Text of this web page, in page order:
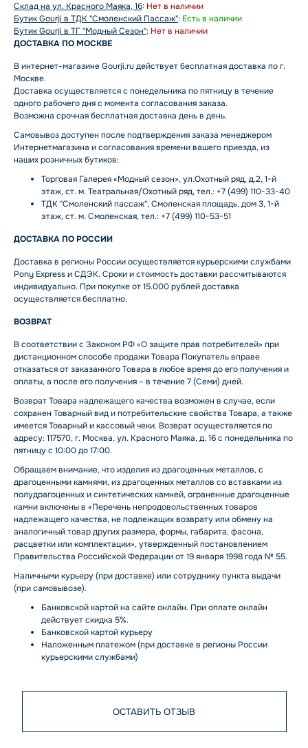
Склад на ул. Красного Маяка, 16: Нет в наличии
Бутик Gourji в ТДК "Смоленский Пассаж": Есть в наличии
Бутик Gourji в ТГ "Модный Сезон": Нет в наличии
ДОСТАВКА ПО МОСКВЕ
В интернет-магазине Gourji.ru действует бесплатная доставка по г.
Москве.
Доставка осуществляется с понедельника по пятницу в течение
одного рабочего дня с момента согласования заказа.
Возможна срочная бесплатная доставка день в день.
Самовывоз доступен после подтверждения заказа менеджером
Интернетмагазина и согласования времени вашего приезда, из
наших розничных бутиков:
Торговая Галерея «Модный сезон», ул.Охотный ряд, д.2, 1-й
этаж, ст. м. Театральная/Охотный ряд, тел.: +7 (499) 110-33-40
ТДК "Смоленский пассаж", Смоленская площадь, дом 3, 1-й
этаж, ст. м. Смоленская, тел.: +7 (499) 110-53-51
ДОСТАВКА ПО РОССИИ
Доставка в регионы России осуществляется курьерскими службами
Pony Express и СДЭК. Сроки и стоимость доставки рассчитываются
индивидуально. При покупке от 15.000 рублей доставка
осуществляется бесплатно.
ВОЗВРАТ
В соответствии с Законом РФ «О защите прав потребителей» при
дистанционном способе продажи Товара Покупатель вправе
отказаться от заказанного Товара в любое время до его получения и
оплаты, а после его получения – в течение 7 (Семи) дней.
Возврат Товара надлежащего качества возможен в случае, если
сохранен Товарный вид и потребительские свойства Товара, а также
имеется Товарный и кассовый чеки. Возврат осуществляется по
адресу: 117570, г. Москва, ул. Красного Маяка, д. 16 с понедельника по
пятницу с 10:00 до 17:00.
Обращаем внимание, что изделия из драгоценных металлов, с
драгоценными камнями, из драгоценных металлов со вставками из
полудрагоценных и синтетических камней, ограненные драгоценные
камни включены в «Перечень непродовольственных товаров
надлежащего качества, не подлежащих возврату или обмену на
аналогичный товар других размера, формы, габарита, фасона,
расцветки или комплектации», утвержденный постановлением
Правительства Российской Федерации от 19 января 1998 года № 55.
Наличными курьеру (при доставке) или сотруднику пункта выдачи
(при самовывозе).
Банковской картой на сайте онлайн. При оплате онлайн
действует скидка 5%.
Банковской картой курьеру
Наложенным платежом (при доставке в регионы России
курьерскими службами)
ОСТАВИТЬ ОТЗЫВ